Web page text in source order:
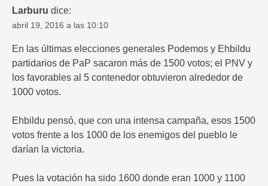
Larburu dice:
abril 19, 2016 a las 10:10
En las últimas elecciones generales Podemos y Ehbildu
partidarios de PaP sacaron más de 1500 votos; el PNV y
los favorables al 5 contenedor obtuvieron alrededor de
1000 votos.
Ehbildu pensó, que con una intensa campaña, esos 1500
votos frente a los 1000 de los enemigos del pueblo le
darían la victoria.
Pues la votación ha sido 1600 donde eran 1000 y 1100